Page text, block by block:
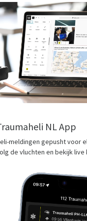
NL App
meldingen gepusht voor
de vluchten en bekijk live